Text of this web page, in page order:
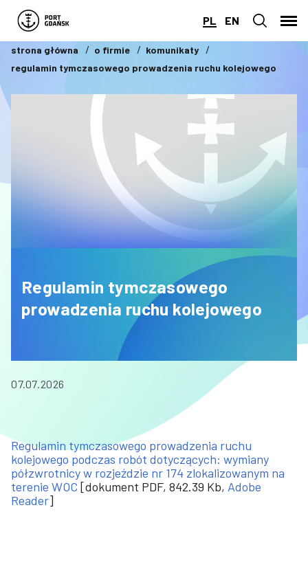
PL EN
strona główna o firmie
komunikaty
regulamin tymczasowego prowadzenia ruchu kolejowego
Regulamin tymczasowego
prowadzenia ruchu kolejowego
07.07.2026
Regulamin tymczasowego prowadzenia ruchu
kolejowego podczas robót dotyczących: wymiany
półzwrotnicy w rozjeździe nr 174 zlokalizowanym na
terenie WOC [dokument PDF, 842.39 Kb, Adobe
Reader]